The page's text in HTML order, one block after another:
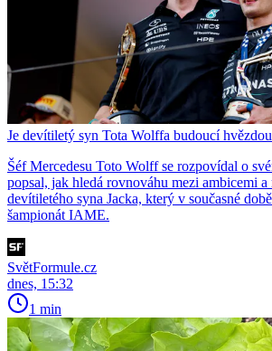
Je devítiletý syn Tota Wolffa budoucí
Šéf Mercedesu Toto Wolff se rozpovídal o
popsal, jak hledá rovnováhu mezi ambicemi a
devítiletého syna Jacka, který v současné
šampionát IAME.
SvětFormule.cz
dnes, 15:32
1 min